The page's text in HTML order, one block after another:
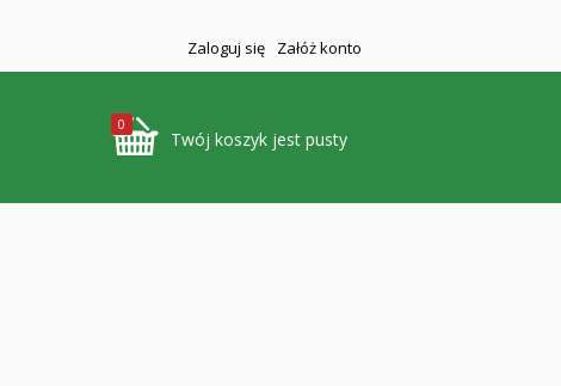
Zaloguj się Załóż konto
0
Twój koszyk jest pusty